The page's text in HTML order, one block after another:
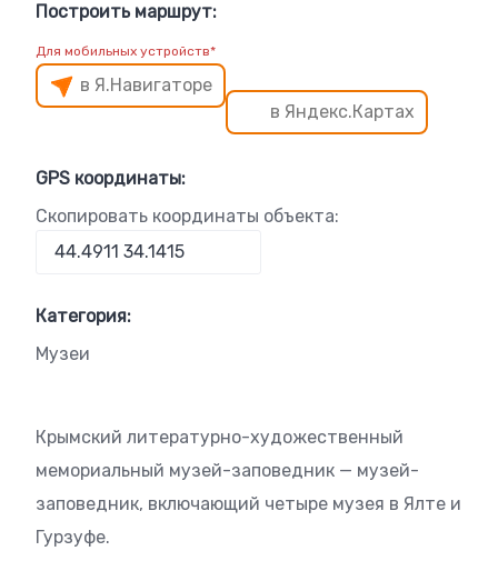
Построить маршрут:
Для мобильных устройств*
в Я.Навигаторе
в Яндекс.Картах
GPS координаты:
Скопировать координаты объекта:
Категория:
Музеи
Крымский литературно-художественный
мемориальный музей-заповедник — музей-
заповедник, включающий четыре музея в Ялте и
Гурзуфе.